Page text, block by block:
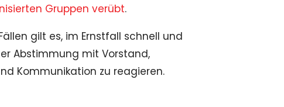
Gruppen verübt.
gilt es, im Ernstfall schnell und
Abstimmung mit Vorstand,
Kommunikation zu reagieren.